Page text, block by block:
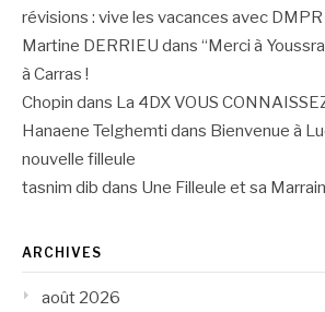
révisions : vive les vacances avec DMPR
Martine DERRIEU dans “Merci à
à Carras !
Chopin dans La 4DX VOUS
Hanaene Telghemti dans Bienvenue à
nouvelle filleule
tasnim dib dans Une Filleule et sa
ARCHIVES
août 2026